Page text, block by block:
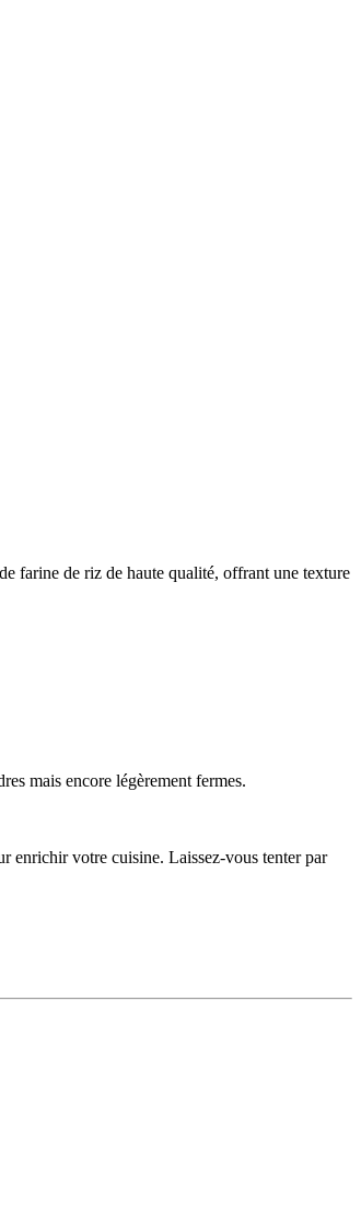
farine de riz de haute qualité, offrant une texture
mais encore légèrement fermes.
enrichir votre cuisine. Laissez-vous tenter par